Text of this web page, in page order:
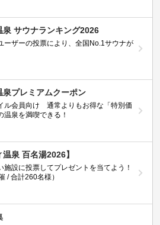
泉 サウナランキング2026
ーザーの投票により、全国No.1サウナが
泉プレミアムクーポン
ル会員向け 通常よりもお得な「特別価
温泉を満喫できる！
温泉 百名湯2026】
施設に投票してプレゼントを当てよう！
/ 合計260名様）